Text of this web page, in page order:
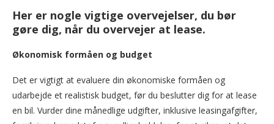
Her er nogle vigtige overvejelser, du bør
gøre dig, når du overvejer at lease.
Økonomisk formåen og budget
Det er vigtigt at evaluere din økonomiske formåen og
udarbejde et realistisk budget, før du beslutter dig for at lease
en bil. Vurder dine månedlige udgifter, inklusive leasingafgifter,